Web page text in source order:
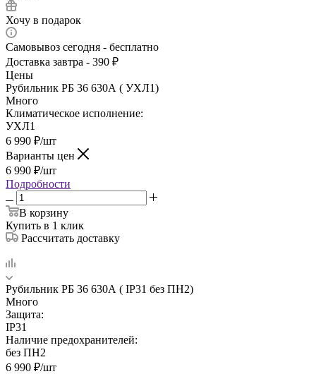
Хочу в подарок
Самовывоз сегодня - бесплатно
Доставка завтра - 390 ₽
Цены
Рубильник РБ 36 630А ( УХЛ1)
Много
Климатическое исполнение:
УХЛ1
6 990 ₽/шт
Варианты цен
6 990 ₽/шт
Подробности
В корзину
Купить в 1 клик
Рассчитать доставку
Рубильник РБ 36 630А ( IP31 без ПН2)
Много
Защита:
IP31
Наличие предохранителей:
без ПН2
6 990 ₽/шт